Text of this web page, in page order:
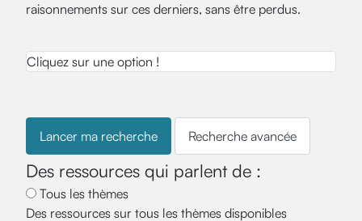
raisonnements sur ces derniers, sans être perdus.
Cliquez sur une option !
Recherche avancée
Des ressources qui parlent de :
Tous les thèmes
Des ressources sur tous les thèmes disponibles